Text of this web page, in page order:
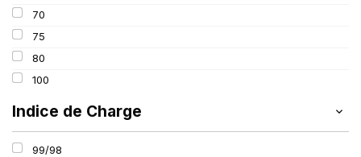
70
75
80
100
Indice de Charge
99/98